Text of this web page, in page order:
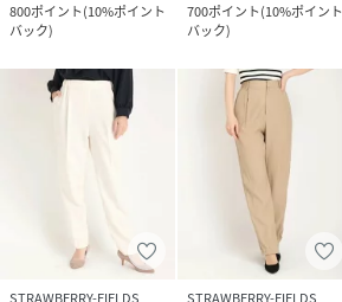
800ポイント(10%ポイント
バック)
700ポイント(10%ポイント
バック)
STRAWBERRY-FIELDS STRAWBERRY-FIELDS